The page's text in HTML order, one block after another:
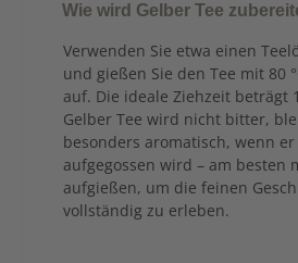
Wie wird Gelber Tee
Verwenden Sie etwa einen
und gießen Sie den Tee mit 80
auf. Die ideale Ziehzeit beträgt
Gelber Tee wird nicht bitter,
besonders aromatisch, wenn
aufgegossen wird – am besten
aufgießen, um die feinen
vollständig zu erleben.